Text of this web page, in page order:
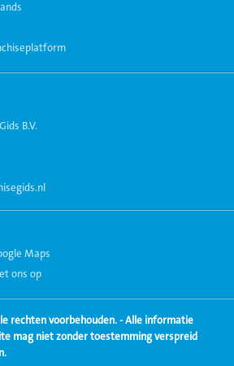
B.V.
Maps
ons op
rechten voorbehouden. - Alle informatie
mag niet zonder toestemming verspreid